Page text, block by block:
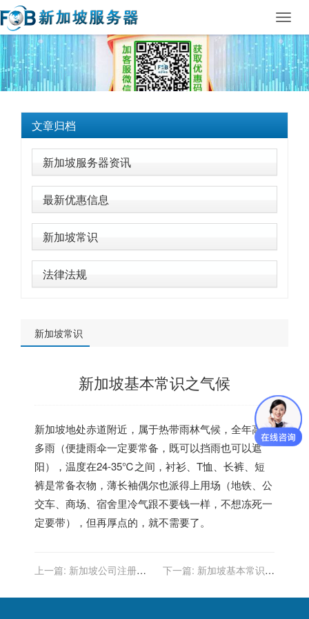
文章归档
新加坡服务器资讯
最新优惠信息
新加坡常识
法律法规
新加坡常识
新加坡基本常识之气候
新加坡地处赤道附近，属于热带雨林气候，全年高温
多雨（便捷雨伞一定要常备，既可以挡雨也可以遮
阳），温度在24-35℃之间，衬衫、T恤、长裤、短
裤是常备衣物，薄长袖偶尔也派得上用场（地铁、公
交车、商场、宿舍里冷气跟不要钱一样，不想冻死一
定要带），但再厚点的，就不需要了。
上一篇: 新加坡公司注册的
下一篇: 新加坡基本常识之